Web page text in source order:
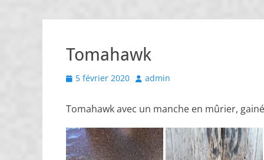
Tomahawk
Posted
5 février 2020 Author
admin
Tomahawk avec un manche en mûrier,